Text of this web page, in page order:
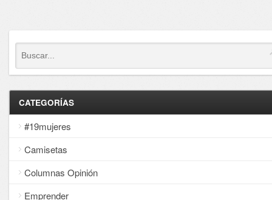
CATEGORÍAS
#19mujeres
Camisetas
Columnas Opinión
Emprender